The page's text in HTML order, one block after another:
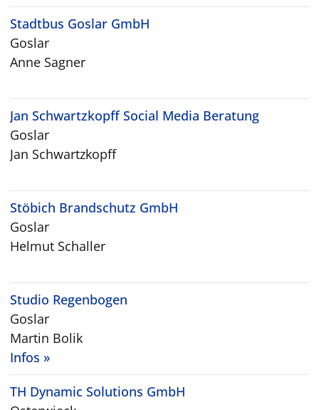
Stadtbus Goslar GmbH
Goslar
Anne Sagner
Jan Schwartzkopff Social Media Beratung
Goslar
Jan Schwartzkopff
Stöbich Brandschutz GmbH
Goslar
Helmut Schaller
Studio Regenbogen
Goslar
Martin Bolik
Infos »
TH Dynamic Solutions GmbH